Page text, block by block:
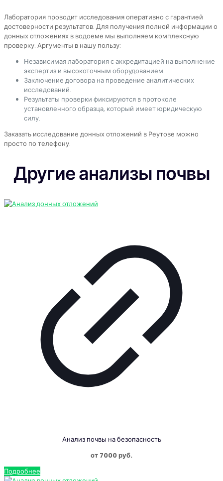
Лаборатория проводит исследования оперативно с гарантией
достоверности результатов. Для получения полной информации о
донных отложениях в водоеме мы выполняем комплексную
проверку. Аргументы в нашу пользу:
Независимая лаборатория с аккредитацией на выполнение
экспертиз и высокоточным оборудованием.
Заключение договора на проведение аналитических
исследований.
Результаты проверки фиксируются в протоколе
установленного образца, который имеет юридическую
силу.
Заказать исследование донных отложений в Реутове можно
просто по телефону.
Другие анализы почвы
Анализ почвы на безопасность
от 7000 руб.
Подробнее